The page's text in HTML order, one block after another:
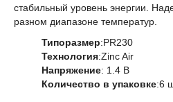
стабильный уровень энергии.
разном диапазоне температур.
Типоразмер:PR230
Технология:Zinc Air
Напряжение: 1.4 В
Количество в упаковке:6